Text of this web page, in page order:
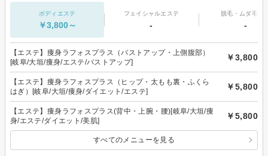
ボディエステ
￥3,800～
フェイシャルエステ
-
脱毛・ムダ毛処
-
【エステ】痩身ラフォスプラス（バストアップ・上側腹部）
[岐阜/大垣/痩身/エステ/バストアップ]
￥3,800
【エステ】痩身ラフォスプラス（ヒップ・太もも裏・ふくら
はぎ）[岐阜/大垣/痩身/ダイエット/エステ]
￥5,800
【エステ】痩身ラフォスプラス(背中・上腕・腰)[岐阜/大垣/痩
身/エステ/ダイエット/美肌]
￥5,800
すべてのメニューを見る